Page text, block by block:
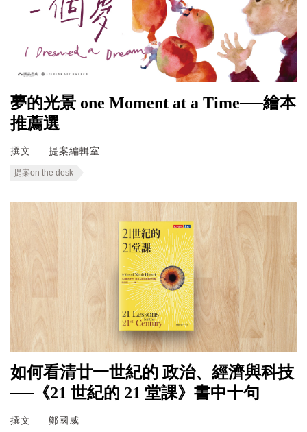
夢的光景 one Moment at a Time──繪本
推薦選
撰文 提案編輯室
提案on the desk
如何看清廿一世紀的 政治、經濟與科技
──《21 世紀的 21 堂課》書中十句
撰文 鄭國威